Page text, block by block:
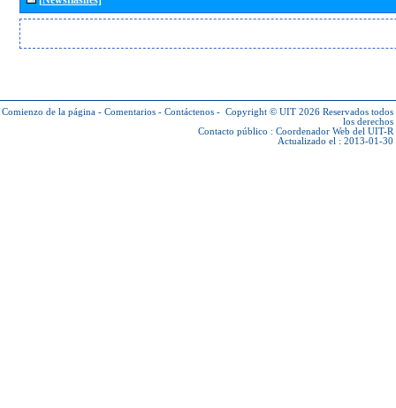
Comienzo de la página - Comentarios - Contáctenos - Copyright © UIT 2026 Reservados todos
los derechos
Contacto público : Coordenador Web del UIT-R
Actualizado el : 2013-01-30